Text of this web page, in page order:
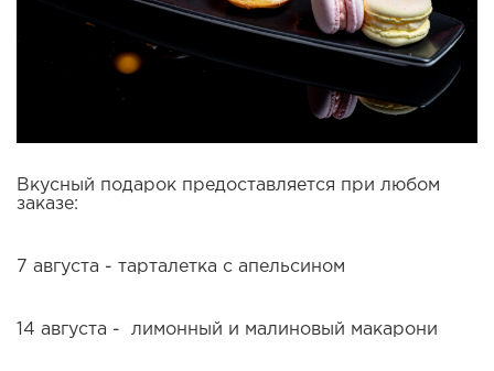
Вкусный подарок предоставляется при любом
заказе:
7 августа - тарталетка с апельсином
14 августа - лимонный и малиновый макарони